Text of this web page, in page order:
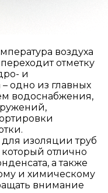
воздуха
отметку
и
одно из главных
водоснабжения,
изоляции труб
отлично
а также
и химическому
внимание